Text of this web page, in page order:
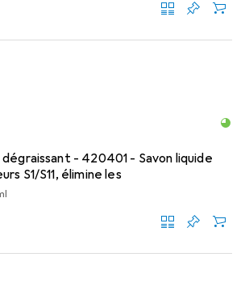
dégraissant - 420401 - Savon liquide
S1/S11, élimine les